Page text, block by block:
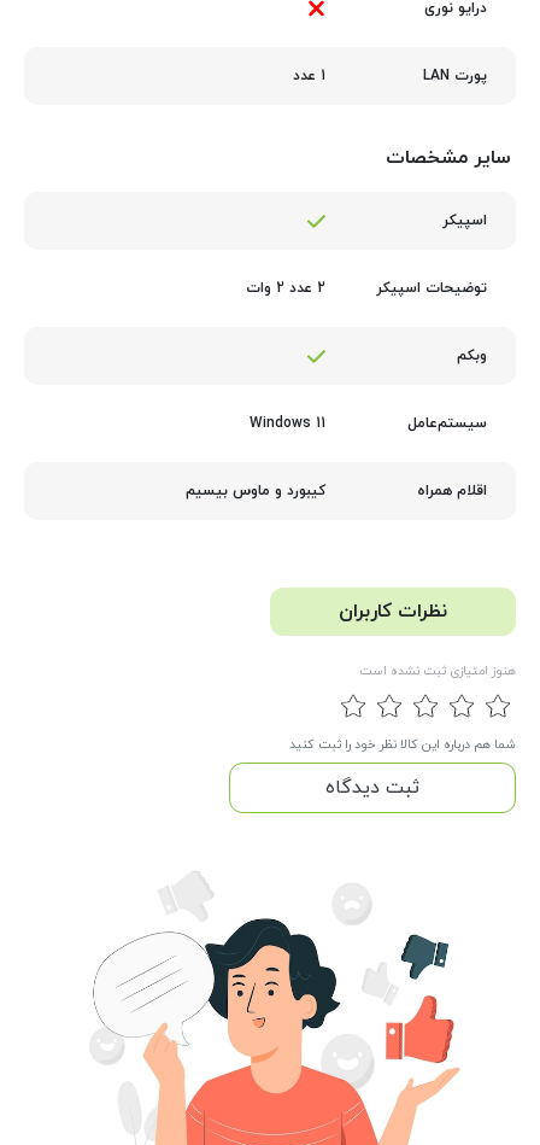
درایو نوری
پورت LAN 1 عدد
سایر مشخصات
اسپیکر
توضیحات اسپیکر 2 عدد 2 وات
وبکم
سیستم‌عامل Windows 11
اقلام همراه کیبورد و ماوس بیسیم
نظرات کاربران
هنوز امتیازی ثبت نشده است
شما هم درباره این کالا نظر خود را ثبت کنید
ثبت دیدگاه